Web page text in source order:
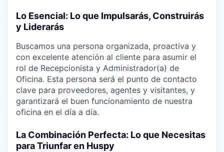
Lo Esencial: Lo que Impulsarás, Construirás
y Liderarás
Buscamos una persona organizada, proactiva y
con excelente atención al cliente para asumir el
rol de Recepcionista y Administrador(a) de
Oficina. Esta persona será el punto de contacto
clave para proveedores, agentes y visitantes, y
garantizará el buen funcionamiento de nuestra
oficina en el día a día.
La Combinación Perfecta: Lo que Necesitas
para Triunfar en Huspy